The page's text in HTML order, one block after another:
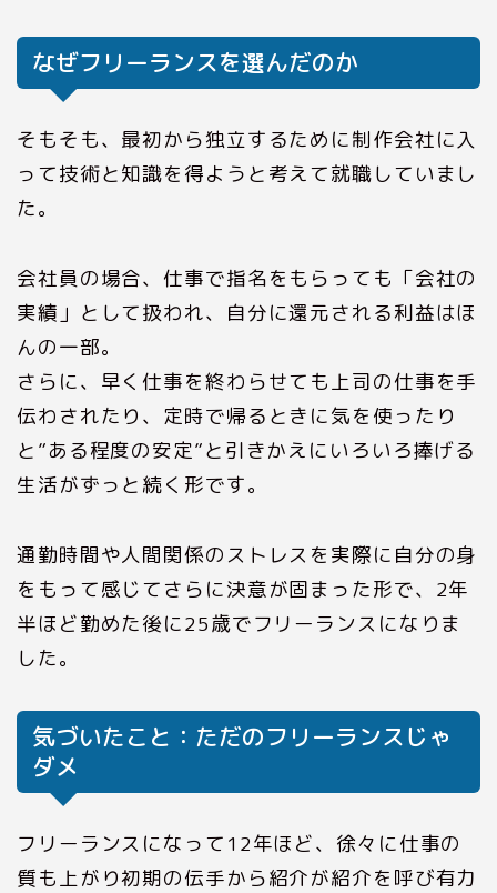
なぜフリーランスを選んだのか
そもそも、最初から独立するために制作会社に入
って技術と知識を得ようと考えて就職していまし
た。
会社員の場合、仕事で指名をもらっても「会社の
実績」として扱われ、自分に還元される利益はほ
んの一部。
さらに、早く仕事を終わらせても上司の仕事を手
伝わされたり、定時で帰るときに気を使ったり
と”ある程度の安定”と引きかえにいろいろ捧げる
生活がずっと続く形です。
通勤時間や人間関係のストレスを実際に自分の身
をもって感じてさらに決意が固まった形で、2年
半ほど勤めた後に25歳でフリーランスになりま
した。
気づいたこと：ただのフリーランスじゃ
ダメ
フリーランスになって12年ほど、徐々に仕事の
質も上がり初期の伝手から紹介が紹介を呼び有力